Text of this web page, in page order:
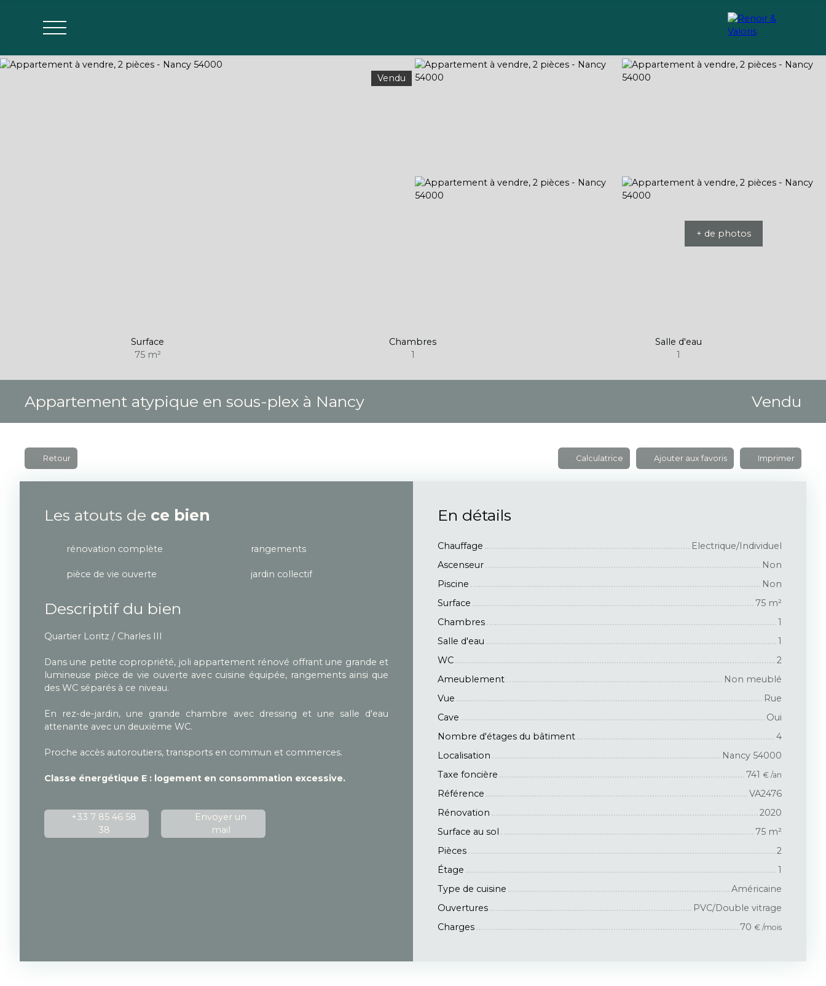
Vendre Gérer Recrutement
Vendu
+ de photos
Surface
75 m²
Chambres
1
Salle d'eau
1
Appartement atypique en sous-plex à Nancy Vendu
Retour Calculatrice Ajouter aux favoris Imprimer
Les atouts de ce bien
rénovation complète rangements
pièce de vie ouverte jardin collectif
Descriptif du bien
Quartier Loritz / Charles III
Dans une petite copropriété, joli appartement rénové offrant une grande et
lumineuse pièce de vie ouverte avec cuisine équipée, rangements ainsi que
des WC séparés à ce niveau.
En rez-de-jardin, une grande chambre avec dressing et une salle d'eau
attenante avec un deuxième WC.
Proche accès autoroutiers, transports en commun et commerces.
Classe énergétique E : logement en consommation excessive.
+33 7 85 46 58
38
Envoyer un
mail
En détails
Chauffage
Electrique/Individuel
Ascenseur
Non
Piscine
Non
Surface
75 m²
Chambres
1
Salle d'eau
1
WC
2
Ameublement
Non meublé
Vue
Rue
Cave
Oui
Nombre d'étages du bâtiment
4
Localisation
Nancy 54000
Taxe foncière
741 € /an
Référence
VA2476
Rénovation
2020
Surface au sol
75 m²
Pièces
2
Étage
1
Type de cuisine
Américaine
Ouvertures
PVC/Double vitrage
Charges
70 € /mois